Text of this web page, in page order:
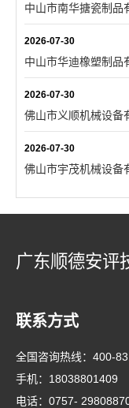
中山市南华搪瓷制品
2026-07-30
中山市华迪橡塑制品
2026-07-30
佛山市义顺机械设备
2026-07-30
佛山市宇茂机械设备
广东顺德安评
联系方式
全国咨询热线： 400-
手机： 18038801409
电话： 0757-